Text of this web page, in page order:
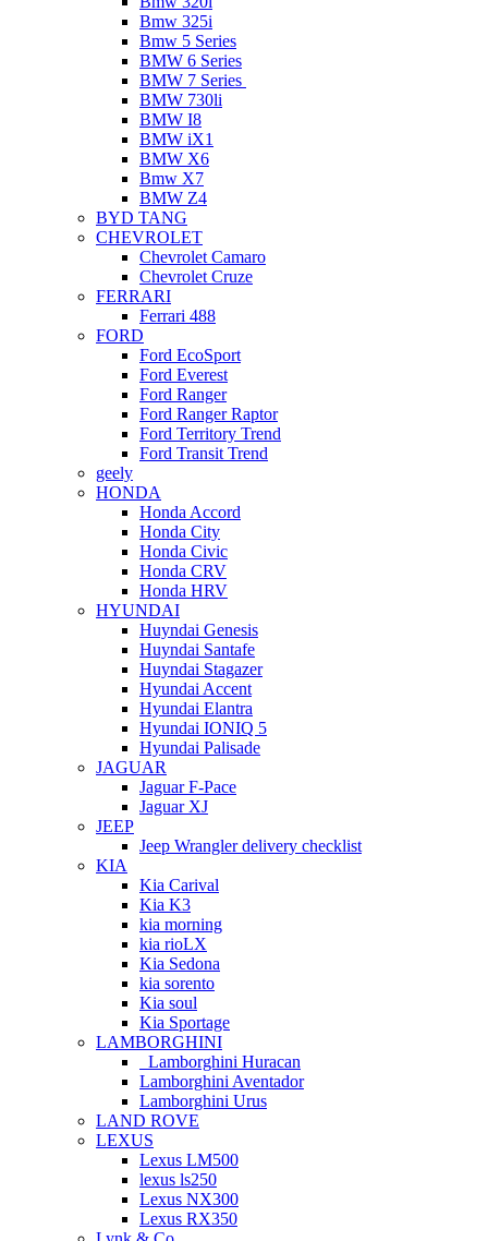
Bmw 325i
Bmw 5 Series
BMW 6 Series
BMW 7 Series
BMW 730li
BMW I8
BMW iX1
BMW X6
Bmw X7
BMW Z4
BYD TANG
CHEVROLET
Chevrolet Camaro
Chevrolet Cruze
FERRARI
Ferrari 488
FORD
Ford EcoSport
Ford Everest
Ford Ranger
Ford Ranger Raptor
Ford Territory Trend
Ford Transit Trend
geely
HONDA
Honda Accord
Honda City
Honda Civic
Honda CRV
Honda HRV
HYUNDAI
Huyndai Genesis
Huyndai Santafe
Huyndai Stagazer
Hyundai Accent
Hyundai Elantra
Hyundai IONIQ 5
Hyundai Palisade
JAGUAR
Jaguar F-Pace
Jaguar XJ
JEEP
Jeep Wrangler delivery checklist
KIA
Kia Carival
Kia K3
kia morning
kia rioLX
Kia Sedona
kia sorento
Kia soul
Kia Sportage
LAMBORGHINI
Lamborghini Huracan
Lamborghini Aventador
Lamborghini Urus
LAND ROVE
LEXUS
Lexus LM500
lexus ls250
Lexus NX300
Lexus RX350